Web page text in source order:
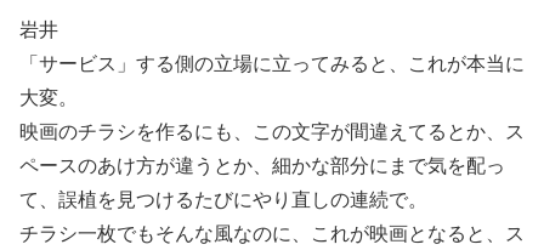
岩井
「サービス」する側の立場に立ってみると、これが本当に
大変。
映画のチラシを作るにも、この文字が間違えてるとか、ス
ペースのあけ方が違うとか、細かな部分にまで気を配っ
て、誤植を見つけるたびにやり直しの連続で。
チラシ一枚でもそんな風なのに、これが映画となると、ス